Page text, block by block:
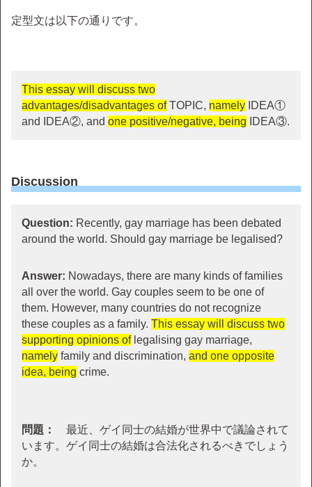
定型文は以下の通りです。
This essay will discuss two
advantages/disadvantages ofTOPIC, namely IDEA①
and IDEA②, and one positive/negative, being IDEA③.
Discussion
Question: Recently, gay marriage has been debated
around the world. Should gay marriage be legalised?
Answer: Nowadays, there are many kinds of families
all over the world. Gay couples seem to be one of
them. However, many countries do not recognize
these couples as a family. This essay will discuss two
supporting opinions oflegalising gay marriage,
namely family and discrimination, and one opposite
idea, being crime.
問題：
最近、ゲイ同士の結婚が世界中で議論されて
います。ゲイ同士の結婚は合法化されるべきでしょう
か。